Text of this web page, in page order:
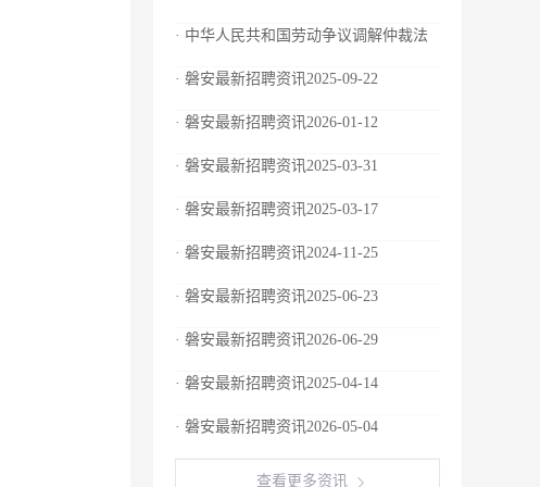
· 中华人民共和国劳动争议调解仲裁法
· 磐安最新招聘资讯2025-09-22
· 磐安最新招聘资讯2026-01-12
· 磐安最新招聘资讯2025-03-31
· 磐安最新招聘资讯2025-03-17
· 磐安最新招聘资讯2024-11-25
· 磐安最新招聘资讯2025-06-23
· 磐安最新招聘资讯2026-06-29
· 磐安最新招聘资讯2025-04-14
· 磐安最新招聘资讯2026-05-04
查看更多资讯